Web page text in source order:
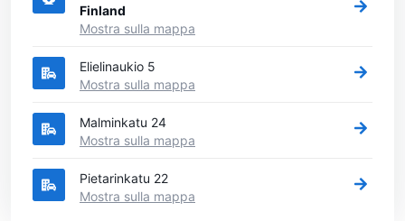
Finland
Mostra sulla mappa
Elielinaukio 5
Mostra sulla mappa
Malminkatu 24
Mostra sulla mappa
Pietarinkatu 22
Mostra sulla mappa